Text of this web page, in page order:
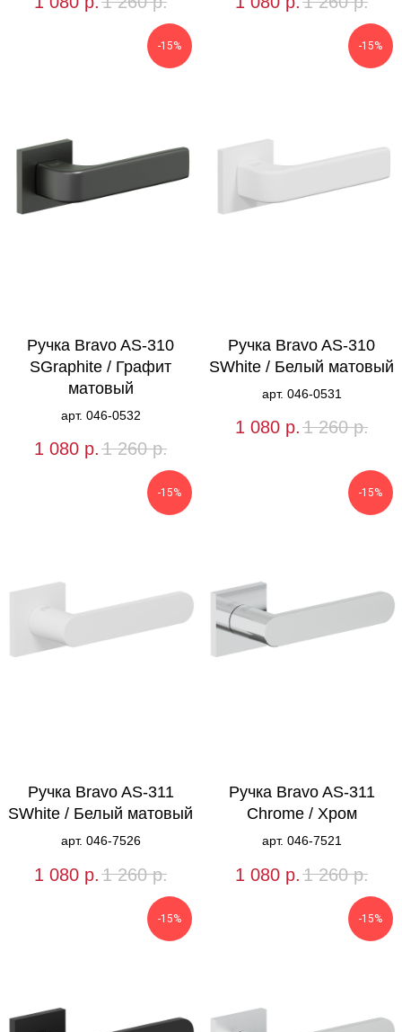
-15%
Ручка Bravo AS-310
SGraphite / Графит
матовый
арт. 046-0532
1 080 р. 1 260 р.
-15%
Ручка Bravo AS-310
SWhite / Белый матовый
арт. 046-0531
1 080 р. 1 260 р.
-15%
Ручка Bravo AS-311
SWhite / Белый матовый
арт. 046-7526
1 080 р. 1 260 р.
-15%
Ручка Bravo AS-311
Chrome / Хром
арт. 046-7521
1 080 р. 1 260 р.
-15% -15%